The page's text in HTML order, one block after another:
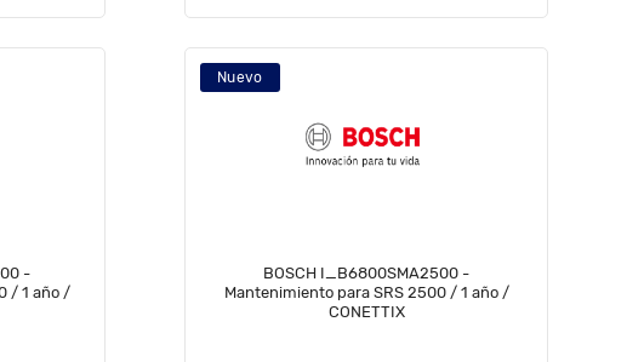
-
/ 1 año /
Nuevo
BOSCH I_B6800SMA2500 -
Mantenimiento para SRS 2500 / 1 año /
CONETTIX